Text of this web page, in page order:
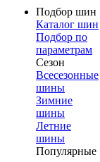
Подбор шин
Каталог шин
Подбор по
параметрам
Сезон
Всесезонные
шины
Зимние
шины
Летние
шины
Популярные